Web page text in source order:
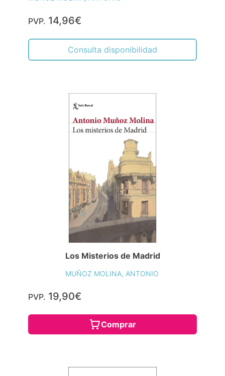
PVP. 14,96€
Consulta disponibilidad
Los Misterios de Madrid
MUÑOZ MOLINA, ANTONIO
PVP. 19,90€
Comprar